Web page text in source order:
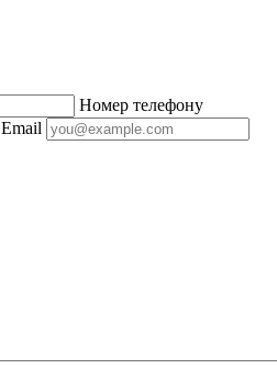
Номер телефону
Email